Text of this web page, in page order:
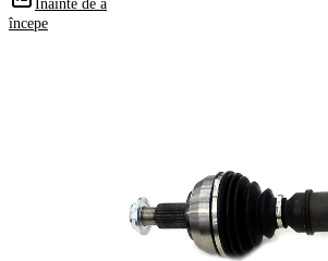
Înainte de a
începe
exterioara parte
roata
25
Dantura
exterioara parte 34